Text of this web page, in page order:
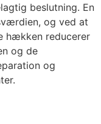
beslutning. En
og ved at
hækken reducerer
og de
og